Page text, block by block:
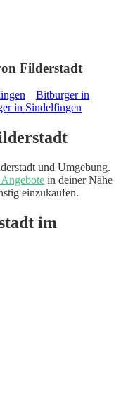
Filderstadt
Bitburger in
in Sindelfingen
und Umgebung.
in deiner Nähe
einzukaufen.
im